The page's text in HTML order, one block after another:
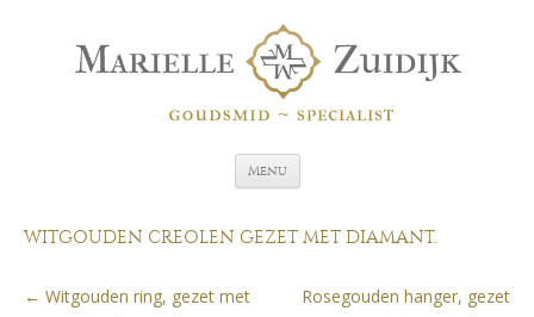
Menu Spring naar de inhoud
WITGOUDEN CREOLEN GEZET MET DIAMANT.
Berichtnavigatie
← Witgouden ring, gezet met
Rosegouden hanger, gezet